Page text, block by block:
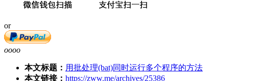
or
oooo
本文标题： 用批处理(bat)同时运行多个程序的方法
本文链接： https://zww.me/archives/25386